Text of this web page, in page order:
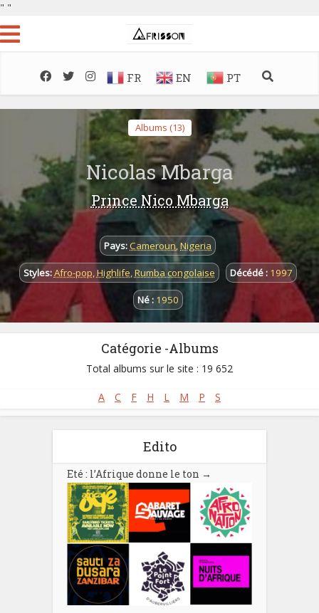
" "
FR EN PT
Albums (13)
Nicolas Mbarga
Prince Nico Mbarga
Pays:Cameroun,Nigeria
Styles:Afro-pop,Highlife,Rumba congolaise Décédé : 1997
Né : 1950
Catégorie -Albums
Total albums sur le site : 19 652
A C F H L M P S
Edito
Eté : l’Afrique donne le ton →